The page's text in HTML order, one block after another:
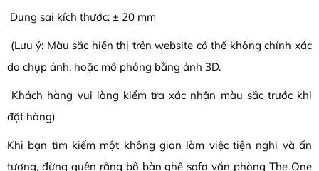
Dung sai kích thước: ± 20 mm
(Lưu ý: Màu sắc hiển thị trên website có thể không chính xác
do chụp ảnh, hoặc mô phỏng bằng ảnh 3D.
Khách hàng vui lòng kiểm tra xác nhận màu sắc trước khi
đặt hàng)
Khi bạn tìm kiếm một không gian làm việc tiện nghi và ấn
tượng, đừng quên rằng bộ bàn ghế sofa văn phòng The One